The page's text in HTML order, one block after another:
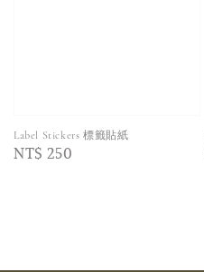
Label Stickers 標籤貼紙
Regular
NT$ 250